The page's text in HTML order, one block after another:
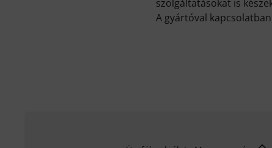
szolgáltatásokat is
A gyártóval